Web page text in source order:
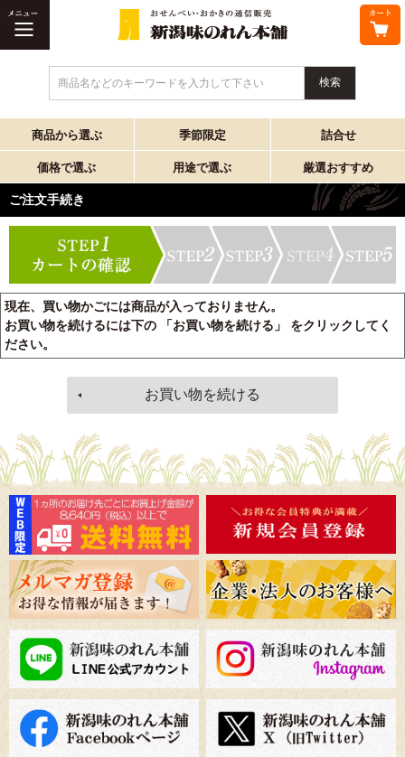
商品名などのキーワードを入力して下さい
商品から選ぶ 季節限定 詰合せ
価格で選ぶ 用途で選ぶ 厳選おすすめ
ご注文手続き
現在、買い物かごには商品が入っておりません。
お買い物を続けるには下の 「お買い物を続ける」 をクリックしてく
ださい。